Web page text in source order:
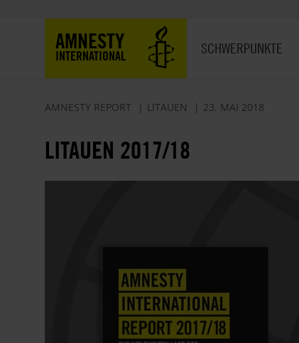
AMNESTY
INTERNATIONAL SCHWERPUNKTE
AMNESTY REPORT LITAUEN 23. MAI 2018
LITAUEN 2017/18